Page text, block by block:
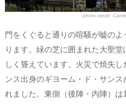
photo credit:
門をくぐると通りの喧騒が嘘の
ります。緑の芝に囲まれた大聖
しく聳えています。火災で焼失
ンス出身のギヨーム・ド・サン
れました。東側（後陣・内陣）